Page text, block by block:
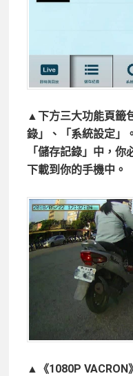
▲下方三大功能頁籤
錄」、「系統設定」
「儲存記錄」中，
下載到你的手機中。
▲《1080P VACRON